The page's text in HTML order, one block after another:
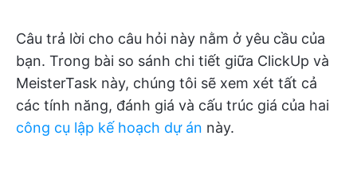
Câu trả lời cho câu hỏi này nằm ở yêu cầu của
bạn. Trong bài so sánh chi tiết giữa ClickUp và
MeisterTask này, chúng tôi sẽ xem xét tất cả
các tính năng, đánh giá và cấu trúc giá của hai
công cụ lập kế hoạch dự án này.